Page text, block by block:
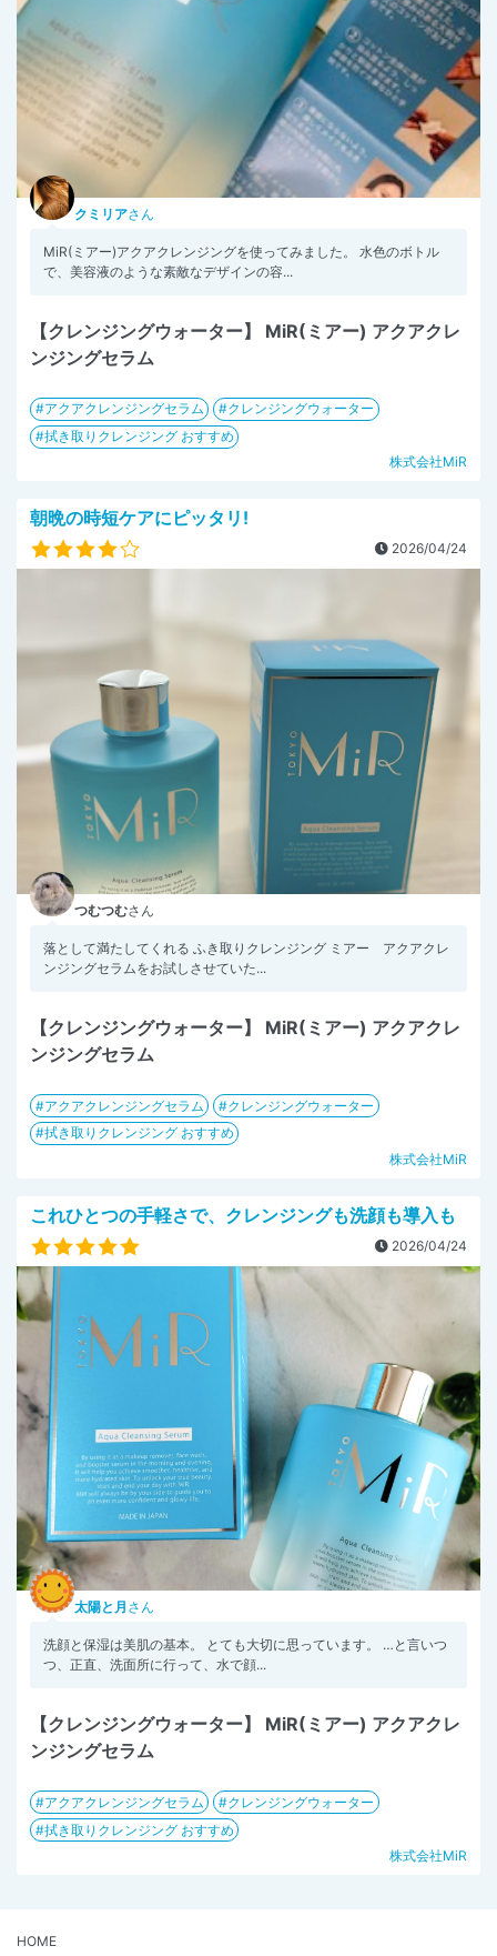
クミリアさん
MiR(ミアー)アクアクレンジングを使ってみました。 水色のボトル
で、美容液のような素敵なデザインの容...
【クレンジングウォーター】 MiR(ミアー) アクアクレ
ンジングセラム
アクアクレンジングセラム
クレンジングウォーター
拭き取りクレンジング おすすめ
株式会社MiR
朝晩の時短ケアにピッタリ!
2026/04/24
つむつむさん
落として満たしてくれる ふき取りクレンジング ミアー アクアクレ
ンジングセラムをお試しさせていた...
【クレンジングウォーター】 MiR(ミアー) アクアクレ
ンジングセラム
アクアクレンジングセラム
クレンジングウォーター
拭き取りクレンジング おすすめ
株式会社MiR
これひとつの手軽さで、クレンジングも洗顔も導入も
2026/04/24
太陽と月 さん
洗顔と保湿は美肌の基本。 とても大切に思っています。 …と言いつ
つ、正直、洗面所に行って、水で顔...
【クレンジングウォーター】 MiR(ミアー) アクアクレ
ンジングセラム
アクアクレンジングセラム
クレンジングウォーター
拭き取りクレンジング おすすめ
株式会社MiR
HOME